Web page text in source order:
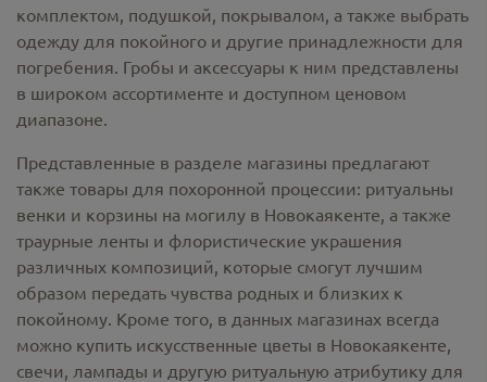
комплектом, подушкой, покрывалом, а также выбрать
одежду для покойного и другие принадлежности для
погребения. Гробы и аксессуары к ним представлены
в широком ассортименте и доступном ценовом
диапазоне.
Представленные в разделе магазины предлагают
также товары для похоронной процессии: ритуальны
венки и корзины на могилу в Новокаякенте, а также
траурные ленты и флористические украшения
различных композиций, которые смогут лучшим
образом передать чувства родных и близких к
покойному. Кроме того, в данных магазинах всегда
можно купить искусственные цветы в Новокаякенте,
свечи, лампады и другую ритуальную атрибутику для